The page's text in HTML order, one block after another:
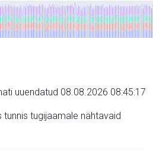
uuendatud 08.08.2026 08:45:17
tunnis tugijaamale nähtavaid